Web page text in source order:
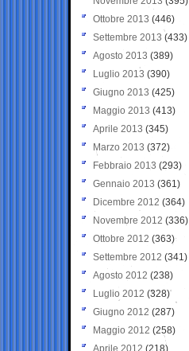
Ottobre 2013 (446)
Settembre 2013 (433)
Agosto 2013 (389)
Luglio 2013 (390)
Giugno 2013 (425)
Maggio 2013 (413)
Aprile 2013 (345)
Marzo 2013 (372)
Febbraio 2013 (293)
Gennaio 2013 (361)
Dicembre 2012 (364)
Novembre 2012 (336)
Ottobre 2012 (363)
Settembre 2012 (341)
Agosto 2012 (238)
Luglio 2012 (328)
Giugno 2012 (287)
Maggio 2012 (258)
Aprile 2012 (218)